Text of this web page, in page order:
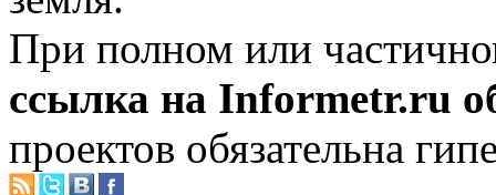
При полном или
ссылка на Informetr.ru
проектов обязательна